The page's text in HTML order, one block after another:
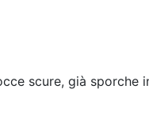
scure, già sporche